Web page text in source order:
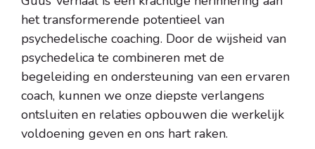
het transformerende potentieel van
psychedelische coaching. Door de wijsheid van
psychedelica te combineren met de
begeleiding en ondersteuning van een ervaren
coach, kunnen we onze diepste verlangens
ontsluiten en relaties opbouwen die werkelijk
voldoening geven en ons hart raken.